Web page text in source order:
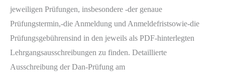
jeweiligen Prüfungen, insbesondere -der genaue
Prüfungstermin,-die Anmeldung und Anmeldefristsowie-die
Prüfungsgebührensind in den jeweils als PDF-hinterlegten
Lehrgangsausschreibungen zu finden. Detaillierte
Ausschreibung der Dan-Prüfung am